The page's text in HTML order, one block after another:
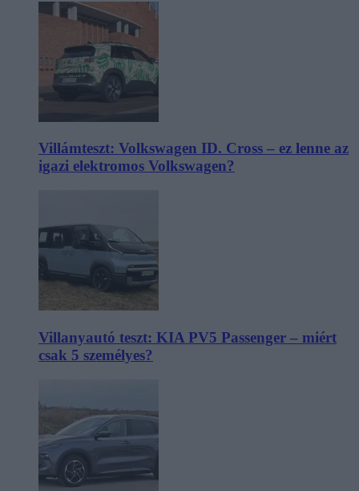
Villámteszt: Volkswagen ID. Cross – ez lenne az
igazi elektromos Volkswagen?
Villanyautó teszt: KIA PV5 Passenger – miért
csak 5 személyes?